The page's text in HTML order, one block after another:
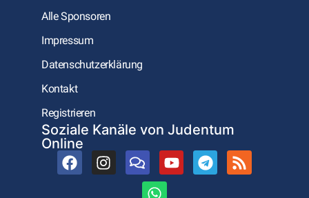
Alle Sponsoren
Impressum
Datenschutzerklärung
Kontakt
Registrieren
Soziale Kanäle von Judentum
Online